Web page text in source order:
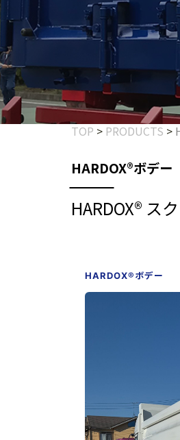
TOP > PRODUCTS >
HARDOX®ボデー
HARDOX® ス
HARDOX®ボデー